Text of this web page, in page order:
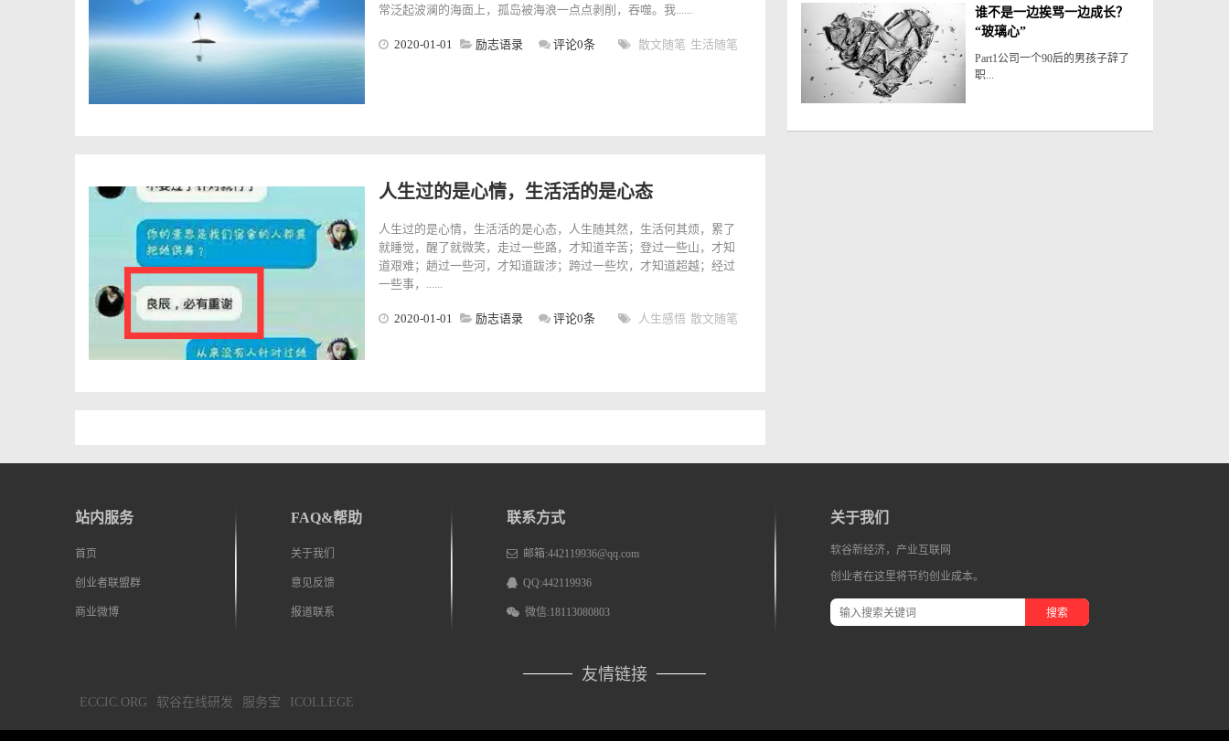
常泛起波澜的海面上，孤岛被海浪一点点剥削，吞噬。我......
散文随笔 生活随笔
励志语录
2020-01-01 评论0条
人生过的是心情，生活活的是心态
人生过的是心情，生活活的是心态，人生随其然，生活何其烦，累了
就睡觉，醒了就微笑，走过一些路，才知道辛苦；登过一些山，才知
道艰难；趟过一些河，才知道跋涉；跨过一些坎，才知道超越；经过
一些事，......
人生感悟 散文随笔
励志语录
2020-01-01 评论0条
到底
谁不是一边挨骂一边成长？
“玻璃心”
Part1公司一个90后的男孩子辞了
职...
站内服务
首页
创业者联盟群
商业微博
FAQ&帮助
关于我们
意见反馈
报道联系
联系方式
邮箱:442119936@qq.com
QQ:442119936
微信:18113080803
关于我们
软谷新经济，产业互联网
创业者在这里将节约创业成本。
友情链接
ECCIC.ORG 软谷在线研发 服务宝 ICOLLEGE